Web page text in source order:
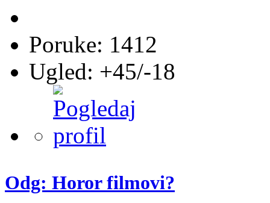
Poruke: 1412
Ugled: +45/-18
Odg: Horor filmovi?